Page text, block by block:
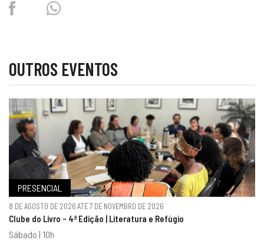
FacebookTwitterWhatsapp
OUTROS EVENTOS
PRESENCIAL
8 DE AGOSTO DE 2026 ATÉ 7 DE NOVEMBRO DE 2026
Clube do Livro - 4ª Edição | Literatura e Refúgio
Sábado | 10h